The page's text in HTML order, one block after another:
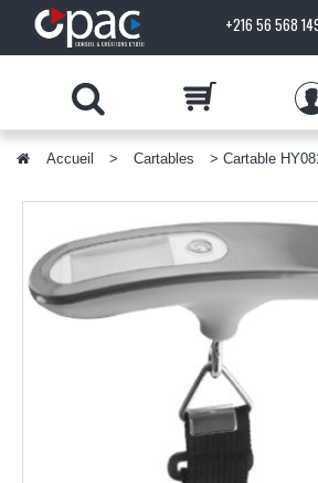
+216 56 568
Accueil > Cartables > Cartable